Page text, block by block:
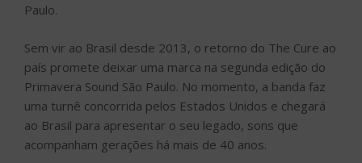
Paulo.
Sem vir ao Brasil desde 2013, o retorno do The Cure ao
país promete deixar uma marca na segunda edição do
Primavera Sound São Paulo. No momento, a banda faz
uma turnê concorrida pelos Estados Unidos e chegará
ao Brasil para apresentar o seu legado, sons que
acompanham gerações há mais de 40 anos.